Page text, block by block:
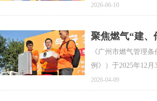
根本”的保障作用。
为燃气安全生产、生
2026-06-10
聚焦燃气“建、
紧城市“安全
常委会法工委
州市燃气管理
《广州市燃气管理
例》）于2025年12
大常委会第四十五次
年3月26日经广东省
2026-04-09